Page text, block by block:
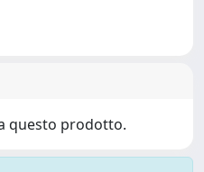
questo prodotto.